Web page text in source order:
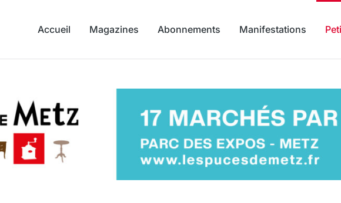
Accueil Magazines Abonnements Manifestations